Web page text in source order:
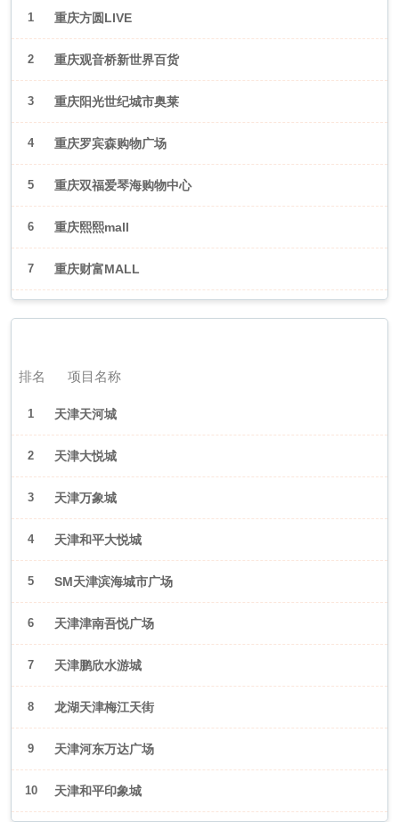
1 重庆方圆LIVE
2 重庆观音桥新世界百货
3 重庆阳光世纪城市奥莱
4 重庆罗宾森购物广场
5 重庆双福爱琴海购物中心
6 重庆熙熙mall
7 重庆财富MALL
排名 项目名称
1 天津天河城
2 天津大悦城
3 天津万象城
4 天津和平大悦城
5 SM天津滨海城市广场
6 天津津南吾悦广场
7 天津鹏欣水游城
8 龙湖天津梅江天街
9 天津河东万达广场
10 天津和平印象城